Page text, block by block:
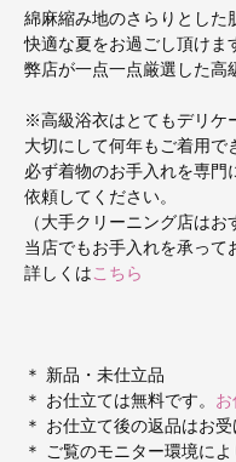
綿麻縮み地のさらりとした
快適な夏をお過ごし頂けま
弊店が一点一点厳選した高
※高級浴衣はとてもデリケ
大切にして何年もご着用で
必ず着物のお手入れを専門
依頼してください。
（大手クリーニング店はお
当店でもお手入れを承って
詳しくは こちら
＊ 新品・未仕立品
＊ お仕立ては無料です。
＊ お仕立て後の返品はお
＊ ご覧のモニター環境に